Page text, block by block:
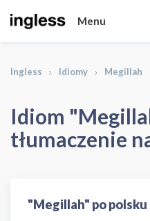
Menu
Ingless Idiomy Megillah
Idiom
tłumaczenie
"Megillah" po polsku